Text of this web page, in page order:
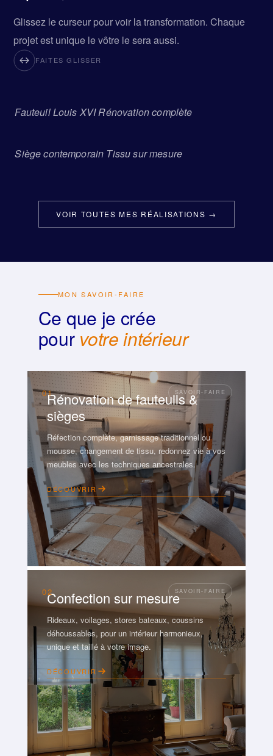
Glissez le curseur pour voir la transformation. Chaque
projet est unique le vôtre le sera aussi.
FAITES GLISSER
Fauteuil Louis XVI Rénovation complète
Siège contemporain Tissu sur mesure
VOIR TOUTES MES RÉALISATIONS →
MON SAVOIR-FAIRE
Ce que je crée
pourvotre intérieur
01Rénovation de fauteuils &
sièges
Réfection complète, garnissage traditionnel ou
mousse, changement de tissu, redonnez vie à vos
meubles avec les techniques ancestrales.
DÉCOUVRIR
02Confection sur mesure
Rideaux, voilages, stores bateaux, coussins
déhoussables, pour un intérieur harmonieux,
unique et taillé à votre image.
DÉCOUVRIR